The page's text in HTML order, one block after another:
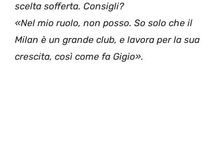
scelta sofferta. Consigli?
«Nel mio ruolo, non posso. So solo che il
Milan è un grande club, e lavora per la sua
crescita, così come fa Gigio».